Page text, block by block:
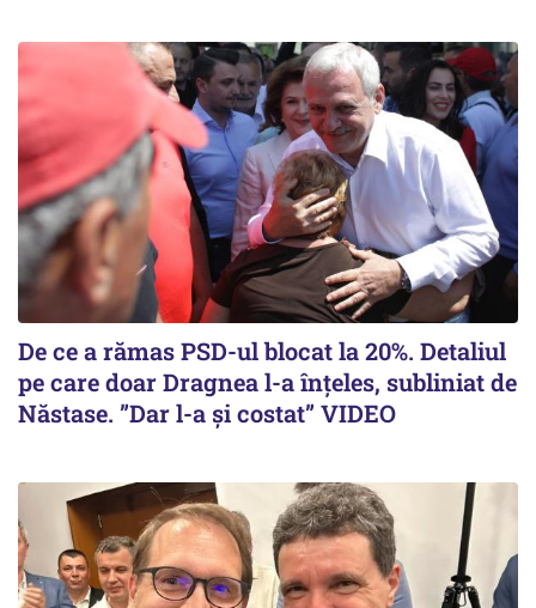
De ce a rămas PSD-ul blocat la 20%. Detaliul
pe care doar Dragnea l-a înțeles, subliniat de
Năstase. ”Dar l-a și costat” VIDEO